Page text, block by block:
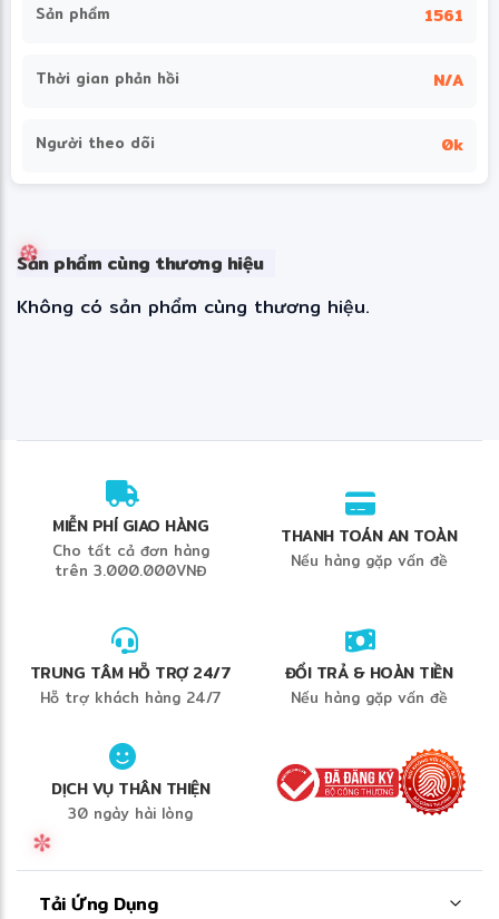
Sản phẩm 1561
Thời gian phản hồi N/A
Người theo dõi 0k
Sản phẩm cùng thương hiệu
Không có sản phẩm cùng thương hiệu.
MIỄN PHÍ GIAO HÀNG
Cho tất cả đơn hàng
trên 3.000.000VNĐ
THANH TOÁN AN TOÀN
Nếu hàng gặp vấn đề
TRUNG TÂM HỖ TRỢ 24/7
Hỗ trợ khách hàng 24/7
ĐỔI TRẢ & HOÀN TIỀN
Nếu hàng gặp vấn đề
DỊCH VỤ THÂN THIỆN
30 ngày hài lòng
Tải Ứng Dụng